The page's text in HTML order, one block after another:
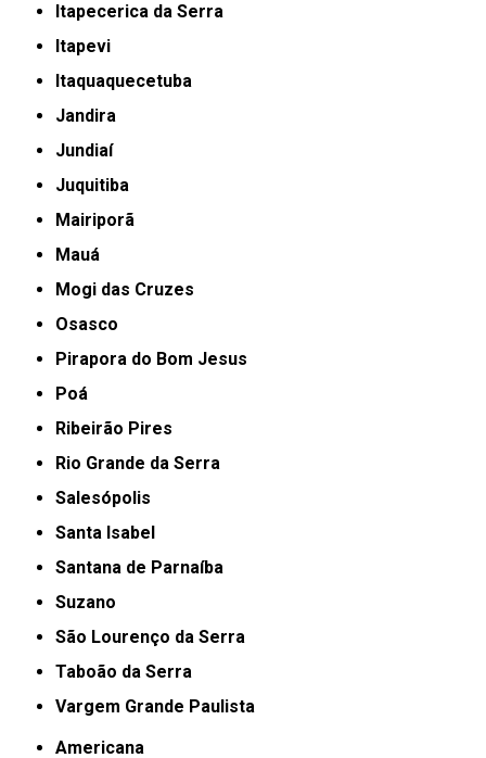
Itapecerica da Serra
Itapevi
Itaquaquecetuba
Jandira
Jundiaí
Juquitiba
Mairiporã
Mauá
Mogi das Cruzes
Osasco
Pirapora do Bom Jesus
Poá
Ribeirão Pires
Rio Grande da Serra
Salesópolis
Santa Isabel
Santana de Parnaíba
Suzano
São Lourenço da Serra
Taboão da Serra
Vargem Grande Paulista
Americana